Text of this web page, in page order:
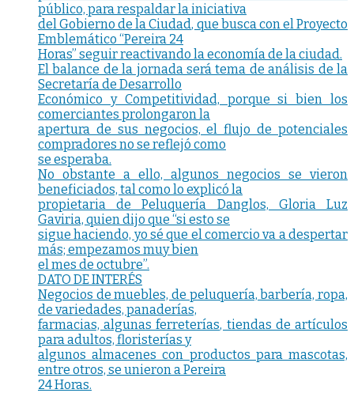
público, para respaldar la iniciativa
del Gobierno de la Ciudad, que busca con el Proyecto
Emblemático “Pereira 24
Horas” seguir reactivando la economía de la ciudad.
El balance de la jornada será tema de análisis de la
Secretaría de Desarrollo
Económico y Competitividad, porque si bien los
comerciantes prolongaron la
apertura de sus negocios, el flujo de potenciales
compradores no se reflejó como
se esperaba.
No obstante a ello, algunos negocios se vieron
beneficiados, tal como lo explicó la
propietaria de Peluquería Danglos, Gloria Luz
Gaviria, quien dijo que “si esto se
sigue haciendo, yo sé que el comercio va a despertar
más; empezamos muy bien
el mes de octubre”.
DATO DE INTERÉS
Negocios de muebles, de peluquería, barbería, ropa,
de variedades, panaderías,
farmacias, algunas ferreterías, tiendas de artículos
para adultos, floristerías y
algunos almacenes con productos para mascotas,
entre otros, se unieron a Pereira
24 Horas.